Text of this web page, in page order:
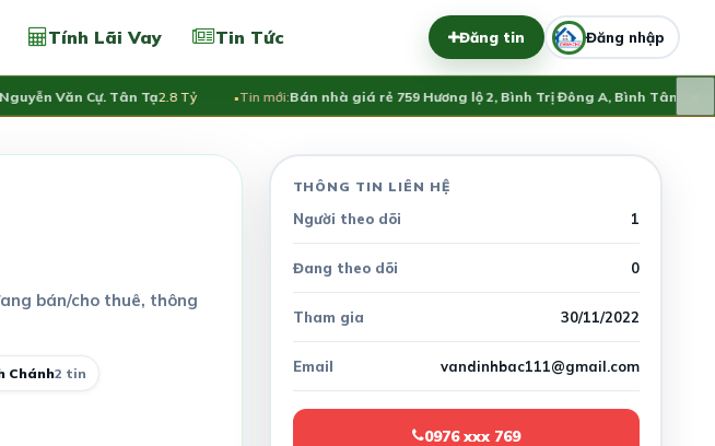
Tính Lãi Vay Tin Tức Đăng tin Đăng nhập
Văn Cự. Tân Tạ 2.8 Tỷ Tin mới:Bán nhà giá rẻ 759 Hương lộ 2, Bình Trị Đông A, Bình Tân3.3 Tỷ
bán/cho thuê, thông
Chánh2 tin
THÔNG TIN LIÊN HỆ
Người theo dõi 1
Đang theo dõi 0
Tham gia 30/11/2022
Email vandinhbac111@gmail.com
0976 xxx 769